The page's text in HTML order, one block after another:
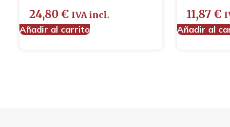
24,80 € IVA incl.
Añadir al carrito
11,87 €
Añadir al